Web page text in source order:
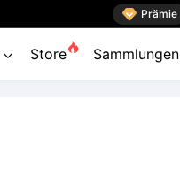
 Prämie
 Store Sammlungen